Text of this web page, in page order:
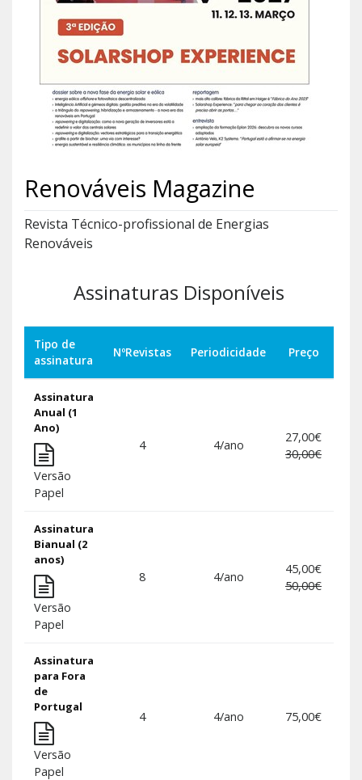
Renováveis Magazine
Revista Técnico-profissional de Energias
Renováveis
Assinaturas Disponíveis
Tipo de
assinatura
NºRevistas Periodicidade Preço
Assinatura
Anual (1
Ano)
Versão
Papel
4 4/ano
27,00€
30,00€
Assinatura
Bianual (2
anos)
Versão
Papel
8 4/ano
45,00€
50,00€
Assinatura
para Fora
de
Portugal
Versão
Papel
4 4/ano 75,00€